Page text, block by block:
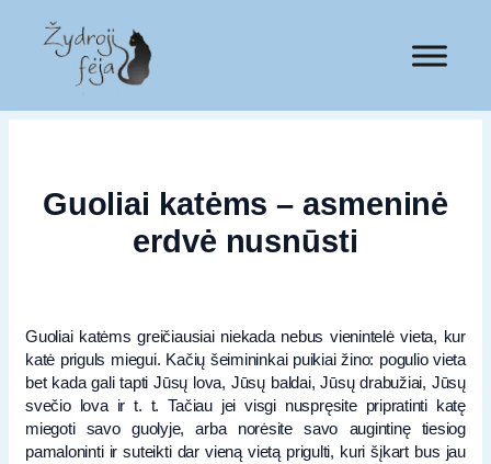
Guoliai katėms – asmeninė
erdvė nusnūsti
Guoliai katėms greičiausiai niekada nebus vienintelė vieta, kur
katė priguls miegui. Kačių šeimininkai puikiai žino: pogulio vieta
bet kada gali tapti Jūsų lova, Jūsų baldai, Jūsų drabužiai, Jūsų
svečio lova ir t. t. Tačiau jei visgi nuspręsite pripratinti katę
miegoti savo guolyje, arba norėsite savo augintinę tiesiog
pamaloninti ir suteikti dar vieną vietą prigulti, kuri šįkart bus jau